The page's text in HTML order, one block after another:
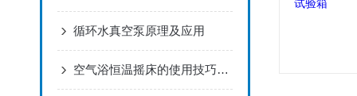
循环水真空泵原理及应用
空气浴恒温摇床的使用技巧分别是什么呢？